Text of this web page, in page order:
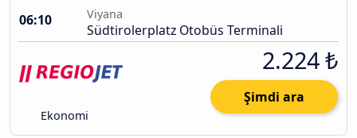
06:10
Viyana
Südtirolerplatz Otobüs Terminali
Ekonomi
2.224 ₺
Şimdi ara